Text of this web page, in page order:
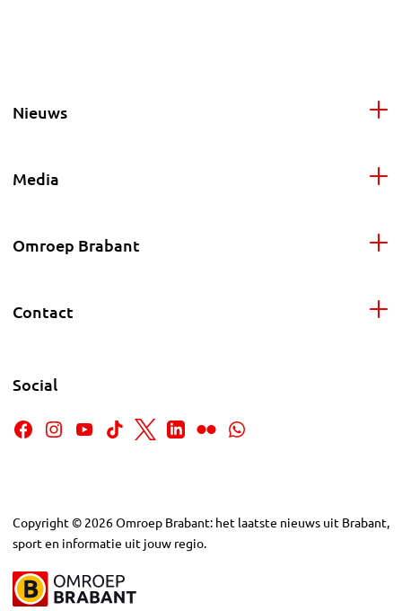
Nieuws
Media
Omroep Brabant
Contact
Social
Copyright © 2026Omroep Brabant: het laatste nieuws uit Brabant,
sport en informatie uit jouw regio.